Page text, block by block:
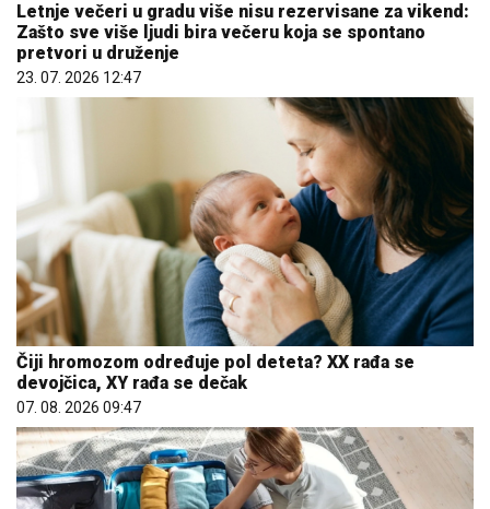
Letnje večeri u gradu više nisu rezervisane za vikend:
Zašto sve više ljudi bira večeru koja se spontano
pretvori u druženje
23. 07. 2026 12:47
Čiji hromozom određuje pol deteta? XX rađa se
devojčica, XY rađa se dečak
07. 08. 2026 09:47